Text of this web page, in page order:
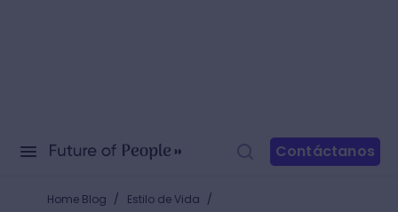
Contáctanos
Home Blog / Estilo de Vida /